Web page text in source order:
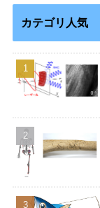
カテゴリ人気